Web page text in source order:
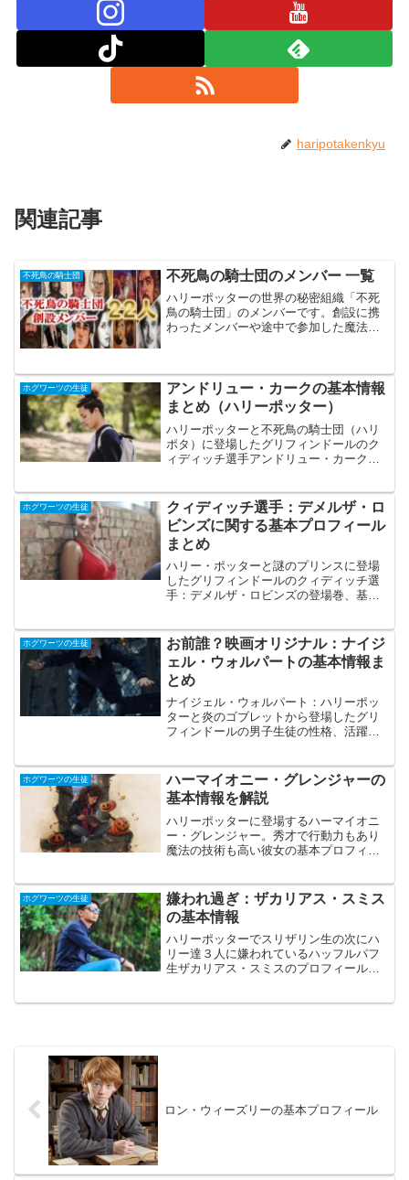
haripotakenkyu
関連記事
不死鳥の騎士団 不死鳥の騎士団のメンバー 一覧
ハリーポッターの世界の秘密組織「不死
鳥の騎士団」のメンバーです。創設に携
わったメンバーや途中で参加した魔法使
ホグワーツの生徒
アンドリュー・カークの基本情報
まとめ（ハリーポッター）
ハリーポッターと不死鳥の騎士団（ハリ
ポタ）に登場したグリフィンドールのク
ィディッチ選手アンドリュー・カークの
ホグワーツの生徒
クィディッチ選手：デメルザ・ロ
ビンズに関する基本プロフィール
まとめ
ハリー・ポッターと謎のプリンスに登場
したグリフィンドールのクィディッチ選
手：デメルザ・ロビンズの登場巻、基本
ホグワーツの生徒
お前誰？映画オリジナル：ナイジ
ェル・ウォルパートの基本情報ま
とめ
ナイジェル・ウォルパート：ハリーポッ
ターと炎のゴブレットから登場したグリ
フィンドールの男子生徒の性格、活躍、
リン・クリービーとの違いを分かりやす
く解説しました。
ホグワーツの生徒
ハーマイオニー・グレンジャーの
基本情報を解説
ハリーポッターに登場するハーマイオニ
ー・グレンジャー。秀才で行動力もあり
魔法の技術も高い彼女の基本プロフィー
いよりも優秀な彼女の包括的な情報を網
羅しています。
ホグワーツの生徒
嫌われ過ぎ：ザカリアス・スミス
の基本情報
ハリーポッターでスリザリン生の次にハ
リー達３人に嫌われているハッフルパフ
生ザカリアス・スミスのプロフィール、
ロン・ウィーズリーの基本プロフィール